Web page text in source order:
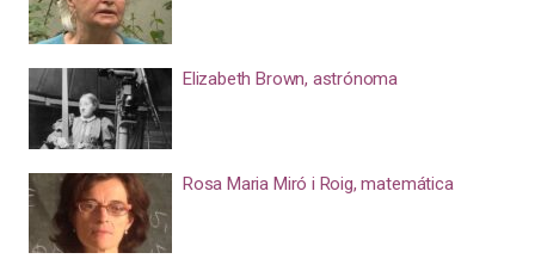
Elizabeth Brown, astrónoma
Rosa Maria Miró i Roig, matemática